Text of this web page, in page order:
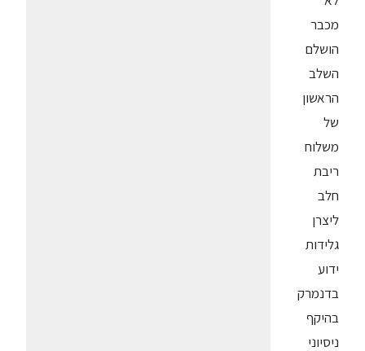
מכבר
הושלם
השלב
הראשון
של
משלוח
ריבת
חלב
ליצרן
גלידות
ידוע
בדנמרק
בהיקף
ניסיוני